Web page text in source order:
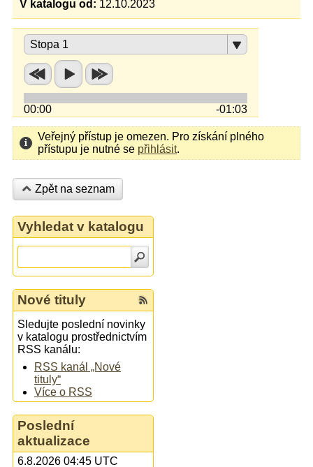
V katalogu od: 12.10.2023
Stopa 1
00:00 -01:03
Veřejný přístup je omezen. Pro získání plného
přístupu je nutné se přihlásit.
Zpět na seznam
Vyhledat v katalogu
Nové tituly
Sledujte poslední novinky
v katalogu prostřednictvím
RSS kanálu:
RSS kanál „Nové
tituly“
Více o RSS
Poslední
aktualizace
6.8.2026 04:45 UTC